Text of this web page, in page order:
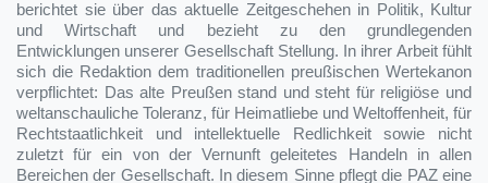
berichtet sie über das aktuelle Zeitgeschehen in Politik, Kultur
und Wirtschaft und bezieht zu den grundlegenden
Entwicklungen unserer Gesellschaft Stellung. In ihrer Arbeit fühlt
sich die Redaktion dem traditionellen preußischen Wertekanon
verpflichtet: Das alte Preußen stand und steht für religiöse und
weltanschauliche Toleranz, für Heimatliebe und Weltoffenheit, für
Rechtstaatlichkeit und intellektuelle Redlichkeit sowie nicht
zuletzt für ein von der Vernunft geleitetes Handeln in allen
Bereichen der Gesellschaft. In diesem Sinne pflegt die PAZ eine